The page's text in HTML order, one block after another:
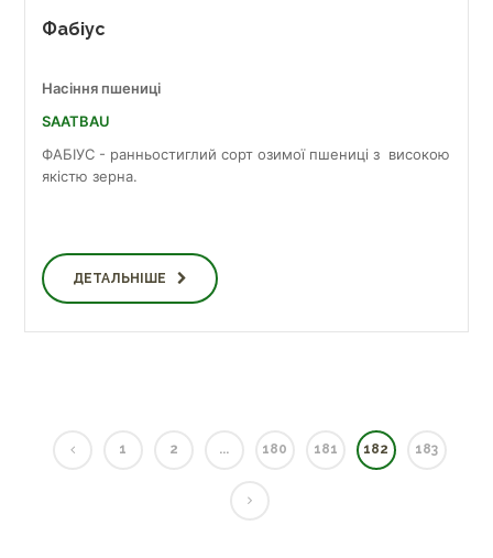
Фабіус
Насіння пшениці
SAATBAU
ФАБІУС - ранньостиглий сорт озимої пшениці з високою
якістю зерна.
ДЕТАЛЬНІШЕ
1 2 ... 180 181 182 183